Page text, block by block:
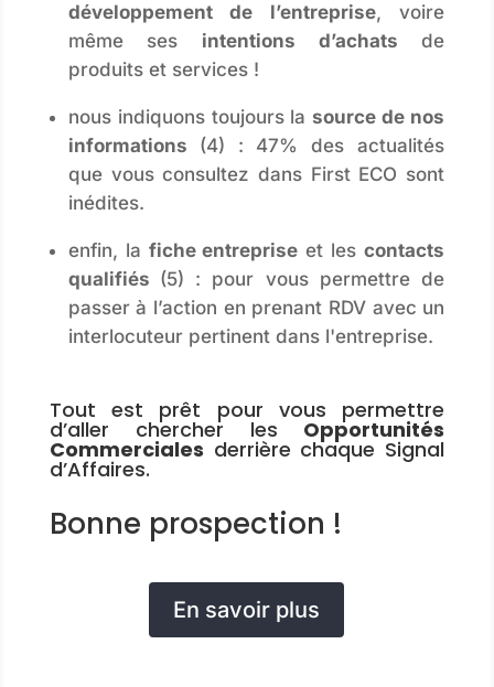
développement de l’entreprise, voire
même ses
intentions d’achats
de
produits et services !
nous indiquons toujours la source de nos
informations
(4) : 47% des actualités
que vous consultez dans First ECO sont
inédites.
enfin, la fiche entreprise et lescontacts
qualifiés (5) : pour vous permettre de
passer à l’action en prenant RDV avec un
interlocuteur pertinent dans l'entreprise.
Tout est prêt pour vous permettre
d’aller chercher les Opportunités
Commerciales derrière chaque Signal
d’Affaires.
Bonne prospection !
En savoir plus